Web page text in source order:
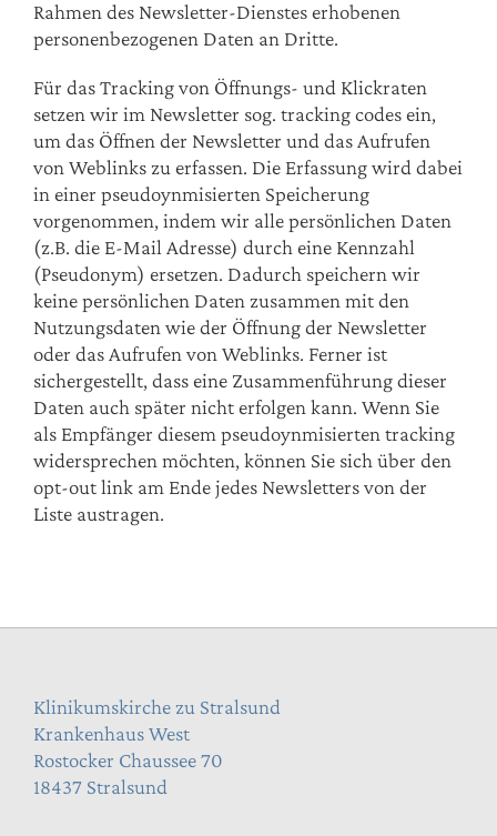
Rahmen des Newsletter-Dienstes erhobenen
personenbezogenen Daten an Dritte.
Für das Tracking von Öffnungs- und Klickraten
setzen wir im Newsletter sog. tracking codes ein,
um das Öffnen der Newsletter und das Aufrufen
von Weblinks zu erfassen. Die Erfassung wird dabei
in einer pseudoynmisierten Speicherung
vorgenommen, indem wir alle persönlichen Daten
(z.B. die E-Mail Adresse) durch eine Kennzahl
(Pseudonym) ersetzen. Dadurch speichern wir
keine persönlichen Daten zusammen mit den
Nutzungsdaten wie der Öffnung der Newsletter
oder das Aufrufen von Weblinks. Ferner ist
sichergestellt, dass eine Zusammenführung dieser
Daten auch später nicht erfolgen kann. Wenn Sie
als Empfänger diesem pseudoynmisierten tracking
widersprechen möchten, können Sie sich über den
opt-out link am Ende jedes Newsletters von der
Liste austragen.
Klinikumskirche zu Stralsund
Krankenhaus West
Rostocker Chaussee 70
18437 Stralsund